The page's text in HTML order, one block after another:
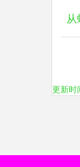
从
更新时